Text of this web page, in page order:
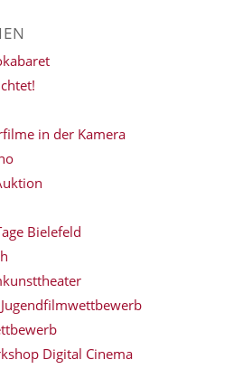
in der Kamera
Bielefeld
Digital Cinema